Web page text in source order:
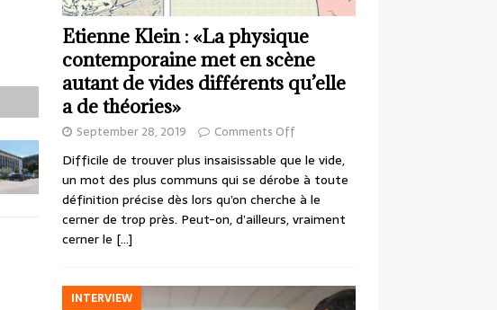
Etienne Klein : «La physique
contemporaine met en scène
autant de vides différents qu’elle
a de théories»
September 28, 2019 Comments Off
Difficile de trouver plus insaisissable que le vide,
un mot des plus communs qui se dérobe à toute
définition précise dès lors qu’on cherche à le
cerner de trop près. Peut-on, d’ailleurs, vraiment
cerner le […]
INTERVIEW